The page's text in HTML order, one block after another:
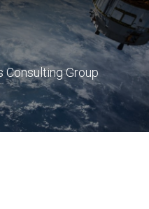
Consulting Group